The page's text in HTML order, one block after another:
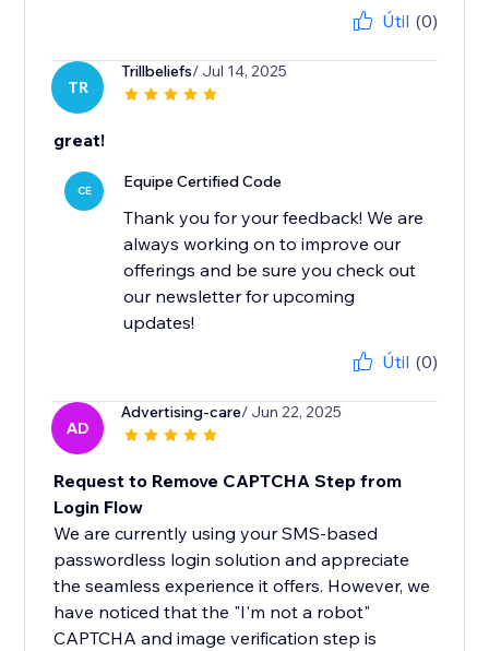
Útil (0)
TR
Trillbeliefs/ Jul 14, 2025
great!
CE Equipe Certified Code
Thank you for your feedback! We are
always working on to improve our
offerings and be sure you check out
our newsletter for upcoming
updates!
Útil (0)
AD
Advertising-care/ Jun 22, 2025
Request to Remove CAPTCHA Step from
Login Flow
We are currently using your SMS-based
passwordless login solution and appreciate
the seamless experience it offers. However, we
have noticed that the "I'm not a robot"
CAPTCHA and image verification step is